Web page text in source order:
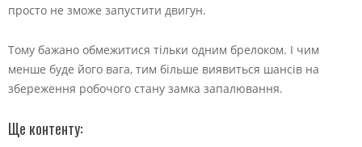
просто не зможе запустити двигун.
Тому бажано обмежитися тільки одним брелоком. І чим
менше буде його вага, тим більше виявиться шансів на
збереження робочого стану замка запалювання.
Ще контенту: